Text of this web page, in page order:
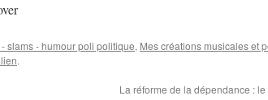
slams - humour poli politique, Mes créations musicales et
.
La réforme de la dépendance :